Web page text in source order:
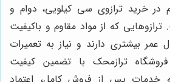
در خرید ترازوی سی کیلویی، دوام و
که از مواد مقاوم و باکیفیت
بیشتری دارند و نیاز به تعمیرات
ترازمحک با تضمین کیفیت